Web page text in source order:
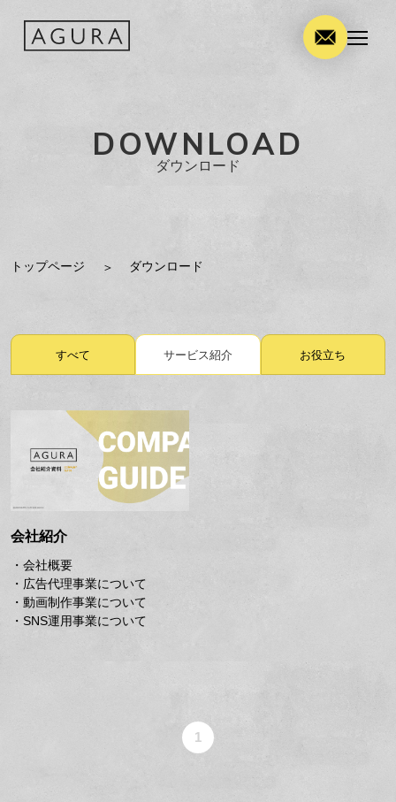
DOWNLOAD
ダウンロード
トップページ ダウンロード
すべて サービス紹介 お役立ち
会社紹介
・会社概要
・広告代理事業について
・動画制作事業について
・SNS運用事業について
1